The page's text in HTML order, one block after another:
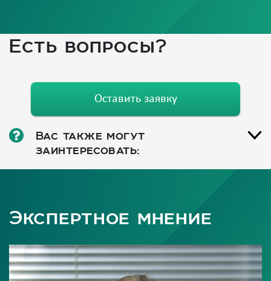
Есть вопросы?
Оставить заявку
Вас также могут
заинтересовать:
Экспертное мнение